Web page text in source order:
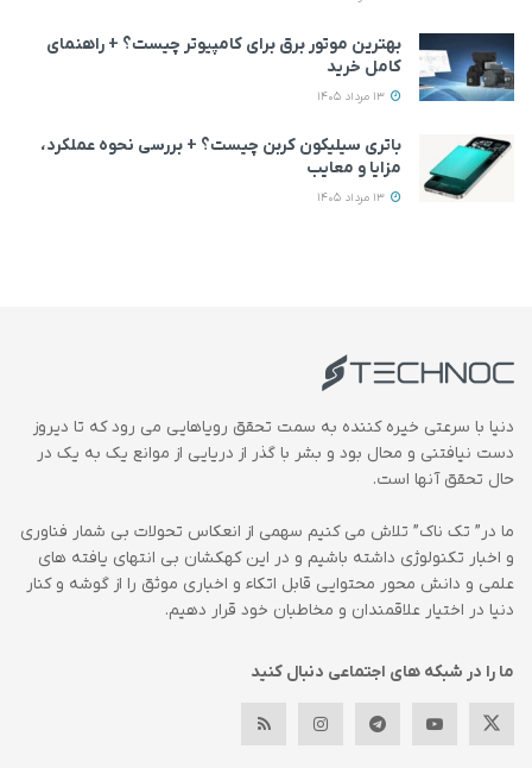
بهترین موتور برق برای کامپیوتر چیست؟ + راهنمای
کامل خرید
باتری سیلیکون کربن چیست؟ + بررسی نحوه عملکرد،
مزایا و معایب
دنیا با سرعتی خیره کننده به سمت تحقق رویاهایی می رود که تا دیروز
دست نیافتنی و محال بود و بشر با گذر از دریایی از موانع یک به یک در
حال تحقق آنها است.
ما در” تک ناک” تلاش می کنیم سهمی از انعکاس تحولات بی شمار فناوری
و اخبار تکنولوژی داشته باشیم و در این کهکشان بی انتهای یافته های
علمی و دانش محور محتوایی قابل اتکاء و اخباری موثق را از گوشه و کنار
دنیا در اختیار علاقمندان و مخاطبان خود قرار دهیم.
ما را در شبکه های اجتماعی دنبال کنید